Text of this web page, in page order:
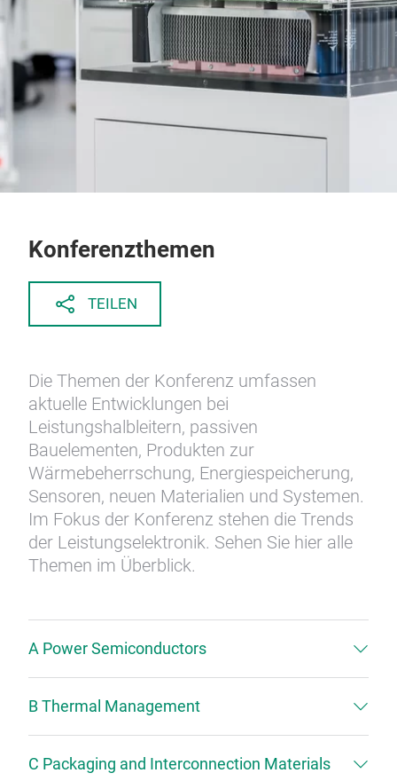
Konferenzthemen
TEILEN
Die Themen der Konferenz umfassen
aktuelle Entwicklungen bei
Leistungshalbleitern, passiven
Bauelementen, Produkten zur
Wärmebeherrschung, Energiespeicherung,
Sensoren, neuen Materialien und Systemen.
Im Fokus der Konferenz stehen die Trends
der Leistungselektronik. Sehen Sie hier alle
Themen im Überblick.
A Power Semiconductors
B Thermal Management
C Packaging and Interconnection Materials